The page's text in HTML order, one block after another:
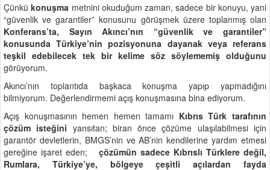
Çünkükonuşma metnini okuduğum zaman, sadece bir konuyu, yani
“güvenlik ve garantiler” konusunu görüşmek üzere toplanmış olan
Konferans’ta, Sayın Akıncı’nın “güvenlik ve garantiler”
konusunda Türkiye’nin pozisyonuna dayanak veya referans
teşkil edebilecek tek bir kelime söz söylememiş olduğunu
görüyorum.
Akıncı’nın toplantıda başkaca konuşma yapıp yapmadığını
bilmiyorum. Değerlendirmemi açış konuşmasına bina ediyorum.
Açış konuşmasının hemen hemen tamamı Kıbrıs Türk tarafının
çözüm isteğini yansıtan; biran önce çözüme ulaşılabilmesi için
garantör devletlerin, BMGS’nin ve AB’nin kendilerine yardım etmesi
gereğine işaret eden; çözümün sadece Kıbrıslı Türklere değil,
Rumlara, Türkiye’ye, bölgeye çeşitli açılardan fayda